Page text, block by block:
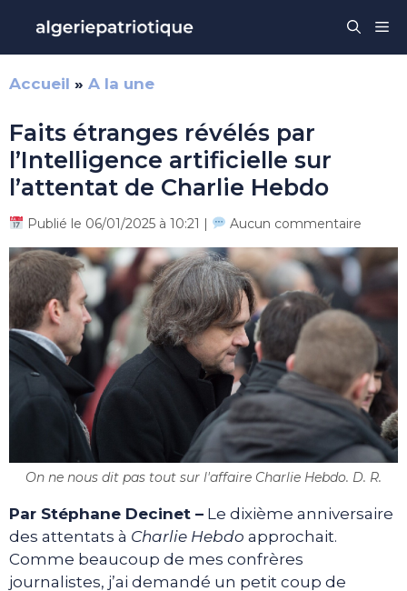
contenu
Accueil » A la une
Faits étranges révélés par
l’Intelligence artificielle sur
l’attentat de Charlie Hebdo
Publié le 06/01/2025 à 10:21 | Aucun commentaire
On ne nous dit pas tout sur l'affaire Charlie Hebdo. D. R.
Par Stéphane Decinet – Le dixième anniversaire
des attentats à Charlie Hebdo approchait.
Comme beaucoup de mes confrères
journalistes, j’ai demandé un petit coup de